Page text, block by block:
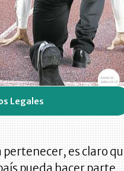
Legales
es claro